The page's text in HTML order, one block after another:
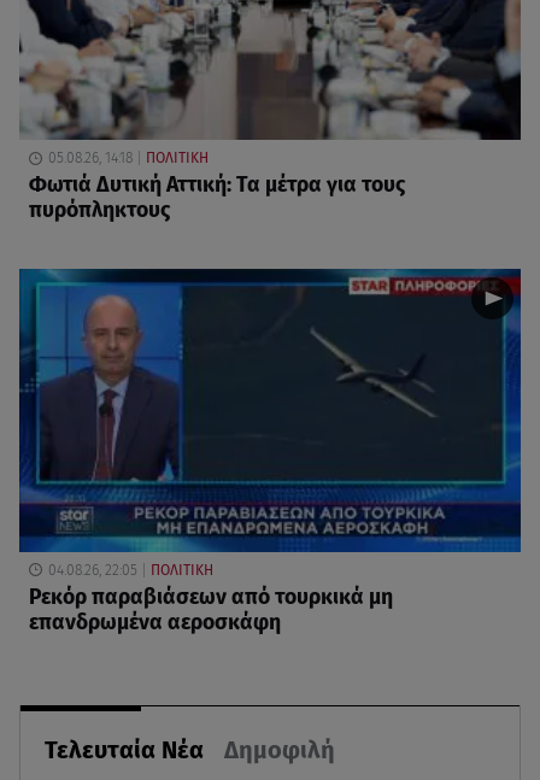
Τελευταία Νέα Δημοφιλή
05.08.26, 14:18 ΠΟΛΙΤΙΚΗ
Φωτιά Δυτική Αττική: Τα μέτρα για τους
πυρόπληκτους
04.08.26, 22:05 ΠΟΛΙΤΙΚΗ
Ρεκόρ παραβιάσεων από τουρκικά μη
επανδρωμένα αεροσκάφη